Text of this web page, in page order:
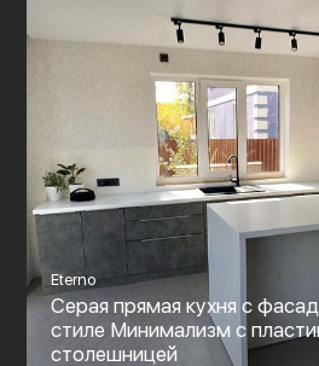
Eterno
Серая прямая кухня с
стиле Минимализм с
столешницей